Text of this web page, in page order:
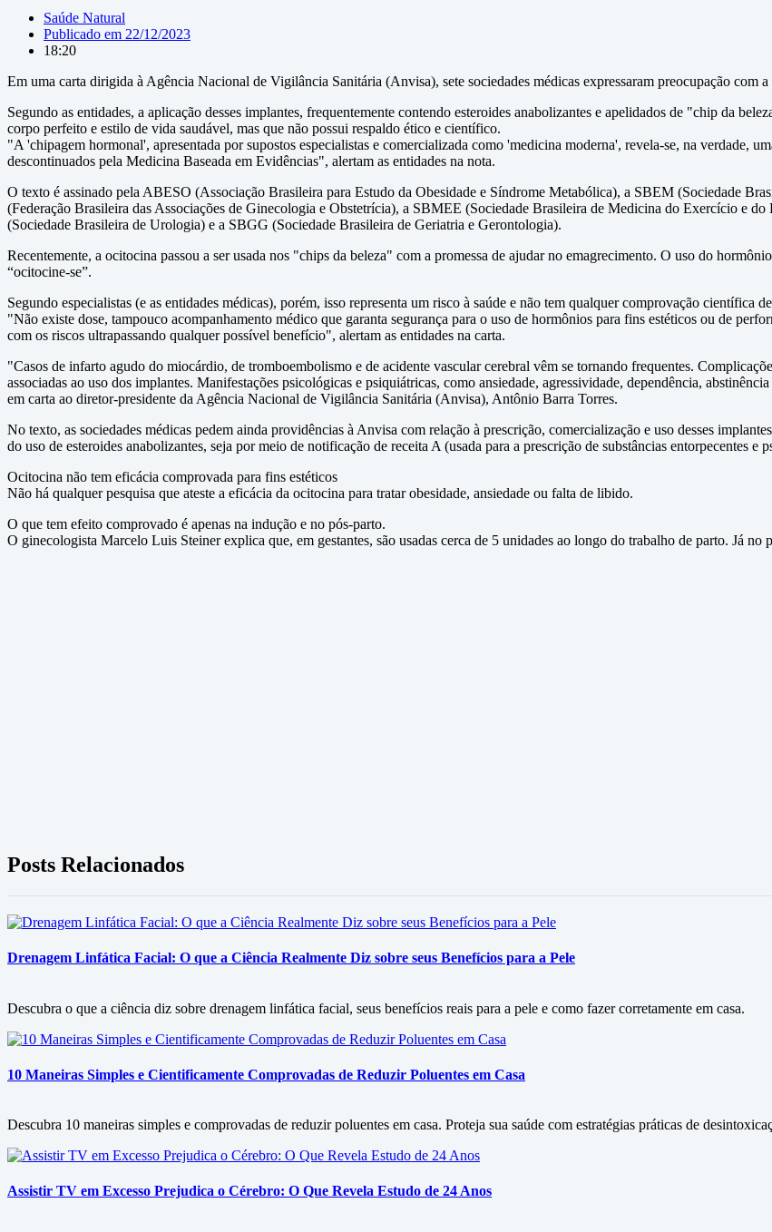
Saúde Natural
Publicado em 22/12/2023
18:20
Em uma carta dirigida à Agência Nacional de Vigilância Sanitária (Anvisa), sete sociedades médicas expressaram preocupação com
Segundo as entidades, a aplicação desses implantes, frequentemente contendo esteroides anabolizantes e apelidados de "chip da
corpo perfeito e estilo de vida saudável, mas que não possui respaldo ético e científico.
"A 'chipagem hormonal', apresentada por supostos especialistas e comercializada como 'medicina moderna', revela-se, na verdade,
descontinuados pela Medicina Baseada em Evidências", alertam as entidades na nota.
O texto é assinado pela ABESO (Associação Brasileira para Estudo da Obesidade e Síndrome Metabólica), a SBEM (Sociedade
(Federação Brasileira das Associações de Ginecologia e Obstetrícia), a SBMEE (Sociedade Brasileira de Medicina do Exercício e
(Sociedade Brasileira de Urologia) e a SBGG (Sociedade Brasileira de Geriatria e Gerontologia).
Recentemente, a ocitocina passou a ser usada nos "chips da beleza" com a promessa de ajudar no emagrecimento. O uso do
“ocitocine-se”.
Segundo especialistas (e as entidades médicas), porém, isso representa um risco à saúde e não tem qualquer comprovação científica
"Não existe dose, tampouco acompanhamento médico que garanta segurança para o uso de hormônios para fins estéticos ou de
com os riscos ultrapassando qualquer possível benefício", alertam as entidades na carta.
"Casos de infarto agudo do miocárdio, de tromboembolismo e de acidente vascular cerebral vêm se tornando frequentes.
associadas ao uso dos implantes. Manifestações psicológicas e psiquiátricas, como ansiedade, agressividade, dependência,
em carta ao diretor-presidente da Agência Nacional de Vigilância Sanitária (Anvisa), Antônio Barra Torres.
No texto, as sociedades médicas pedem ainda providências à Anvisa com relação à prescrição, comercialização e uso desses
do uso de esteroides anabolizantes, seja por meio de notificação de receita A (usada para a prescrição de substâncias entorpecentes e
Ocitocina não tem eficácia comprovada para fins estéticos
Não há qualquer pesquisa que ateste a eficácia da ocitocina para tratar obesidade, ansiedade ou falta de libido.
O que tem efeito comprovado é apenas na indução e no pós-parto.
O ginecologista Marcelo Luis Steiner explica que, em gestantes, são usadas cerca de 5 unidades ao longo do trabalho de parto. Já no
Posts Relacionados
Drenagem Linfática Facial: O que a Ciência Realmente Diz sobre seus Benefícios para a Pele
Descubra o que a ciência diz sobre drenagem linfática facial, seus benefícios reais para a pele e como fazer corretamente em casa.
10 Maneiras Simples e Cientificamente Comprovadas de Reduzir Poluentes em Casa
Descubra 10 maneiras simples e comprovadas de reduzir poluentes em casa. Proteja sua saúde com estratégias práticas de
Assistir TV em Excesso Prejudica o Cérebro: O Que Revela Estudo de 24 Anos